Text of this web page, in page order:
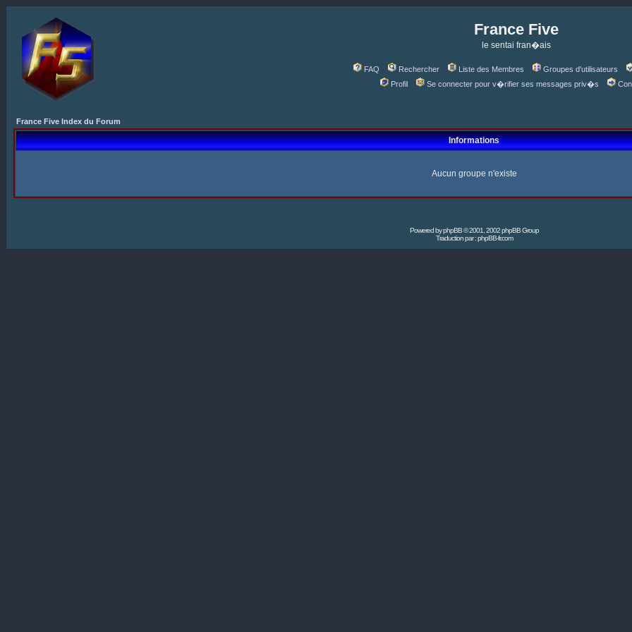
France Five
le sentai fran�ais
FAQ Rechercher Liste des Membres Groupes d'utilisateurs
Profil
Se connecter pour v�rifier ses messages priv�s
France Five Index du Forum
Informations
Aucun groupe n'existe
Powered byphpBB© 2001, 2002 phpBB Group
Traduction par :phpBB-fr.com